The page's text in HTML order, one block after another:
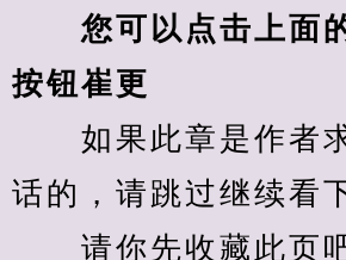
您可以点击上面
按钮崔更
如果此章是作者
话的，请跳过继续看
请你先收藏此页